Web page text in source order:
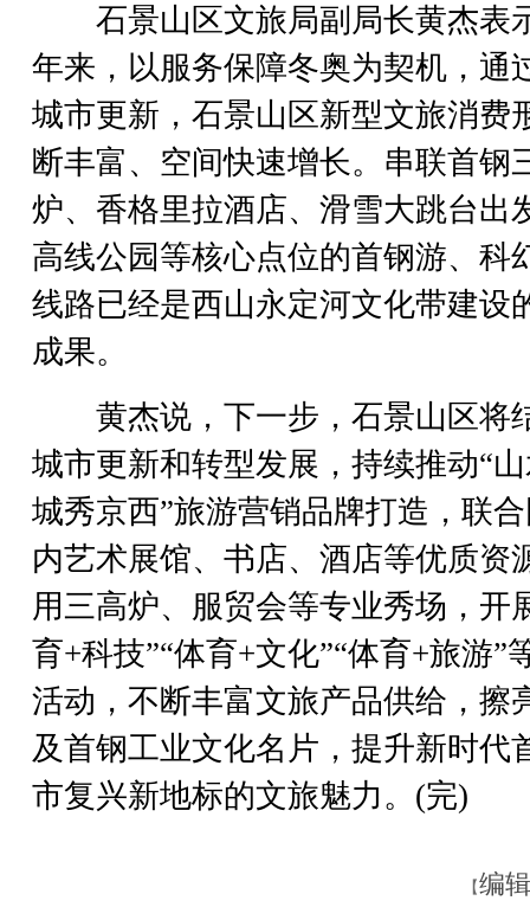
石景山区文旅局副局长黄杰表
年来，以服务保障冬奥为契机，通
城市更新，石景山区新型文旅消费
断丰富、空间快速增长。串联首钢
炉、香格里拉酒店、滑雪大跳台出
高线公园等核心点位的首钢游、科
线路已经是西山永定河文化带建设
成果。
黄杰说，下一步，石景山区将
城市更新和转型发展，持续推动“
城秀京西”旅游营销品牌打造，联
内艺术展馆、书店、酒店等优质资
用三高炉、服贸会等专业秀场，开
育+科技”“体育+文化”“体育+旅游”
活动，不断丰富文旅产品供给，擦
及首钢工业文化名片，提升新时代
市复兴新地标的文旅魅力。(完)
【编